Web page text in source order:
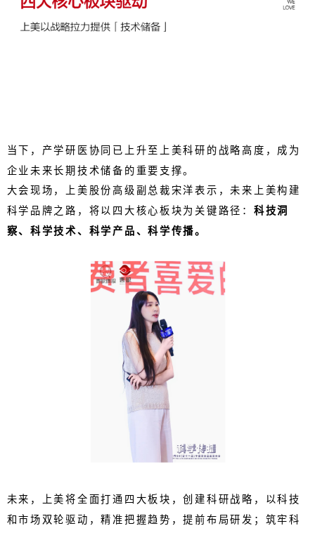
当下，产学研医协同已上升至上美科研的战略高度，成为
企业未来长期技术储备的重要支撑。
大会现场，上美股份高级副总裁宋洋表示，未来上美构建
科学品牌之路，将以四大核心板块为关键路径： 科技洞
察、科学技术、科学产品、科学传播。
未来，上美将全面打通四大板块，创建科研战略，以科技
和市场双轮驱动，精准把握趋势，提前布局研发；筑牢科